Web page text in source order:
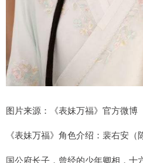
图片来源：《表妹万福》官方微博
《表妹万福》角色介绍：裴右安（
国公府长子，曾经的少年卿相，十